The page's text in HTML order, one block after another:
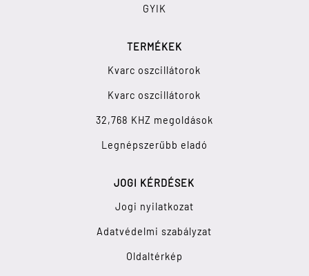
GYIK
TERMÉKEK
Kvarc oszcillátorok
Kvarc oszcillátorok
32,768 KHZ megoldások
Legnépszerűbb eladó
JOGI KÉRDÉSEK
Jogi nyilatkozat
Adatvédelmi szabályzat
Oldaltérkép